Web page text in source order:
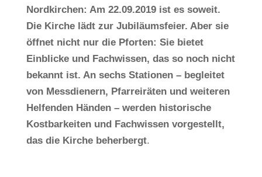
Nordkirchen: Am 22.09.2019 ist es soweit.
Die Kirche lädt zur Jubiläumsfeier. Aber sie
öffnet nicht nur die Pforten: Sie bietet
Einblicke und Fachwissen, das so noch nicht
bekannt ist. An sechs Stationen – begleitet
von Messdienern, Pfarreiräten und weiteren
Helfenden Händen – werden historische
Kostbarkeiten und Fachwissen vorgestellt,
das die Kirche beherbergt.